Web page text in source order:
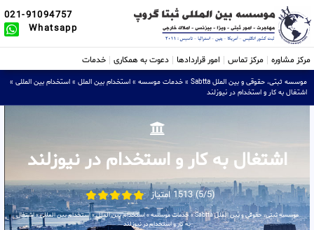
021-91094757
Whatsapp
مرکز مشاوره مرکز تماس امور قراردادها دعوت به همکاری خدمات
موسسه ثبتی، حقوقی و بین الملل Sabtta » خدمات موسسه » استخدام بین الملل » استخدام بین المللی »
اشتغال به کار و استخدام در نیوزلند
اشتغال به کار و استخدام در نیوزلند
(5/5) 1513 امتیاز
موسسه ثبتی، حقوقی و بین الملل Sabtta »خدمات موسسه»استخدام بین الملل»استخدام بین المللی»اشتغال
به کار و استخدام در نیوزلند